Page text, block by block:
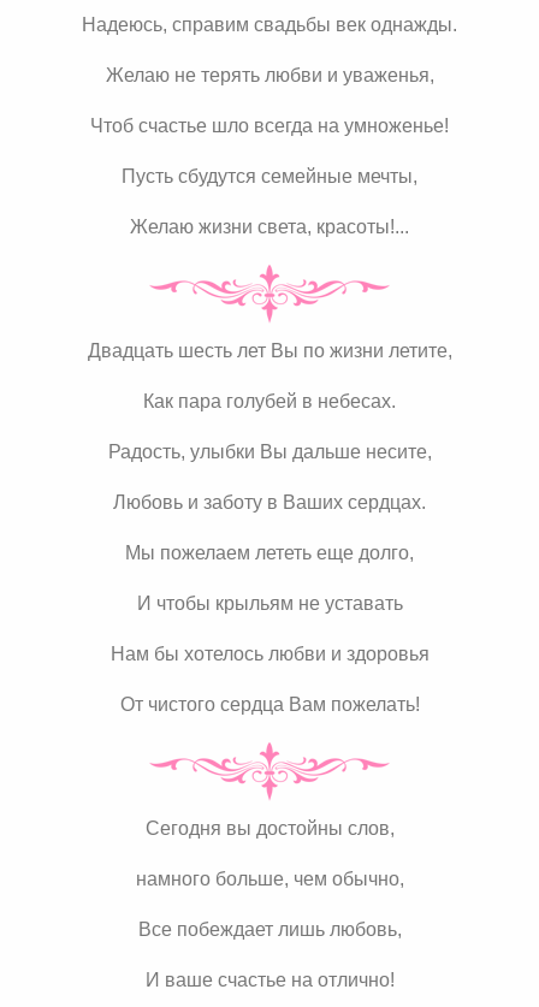
Надеюсь, справим свадьбы век однажды.
Желаю не терять любви и уваженья,
Чтоб счастье шло всегда на умноженье!
Пусть сбудутся семейные мечты,
Желаю жизни света, красоты!...
Двадцать шесть лет Вы по жизни летите,
Как пара голубей в небесах.
Радость, улыбки Вы дальше несите,
Любовь и заботу в Ваших сердцах.
Мы пожелаем лететь еще долго,
И чтобы крыльям не уставать
Нам бы хотелось любви и здоровья
От чистого сердца Вам пожелать!
Сегодня вы достойны слов,
намного больше, чем обычно,
Все побеждает лишь любовь,
И ваше счастье на отлично!